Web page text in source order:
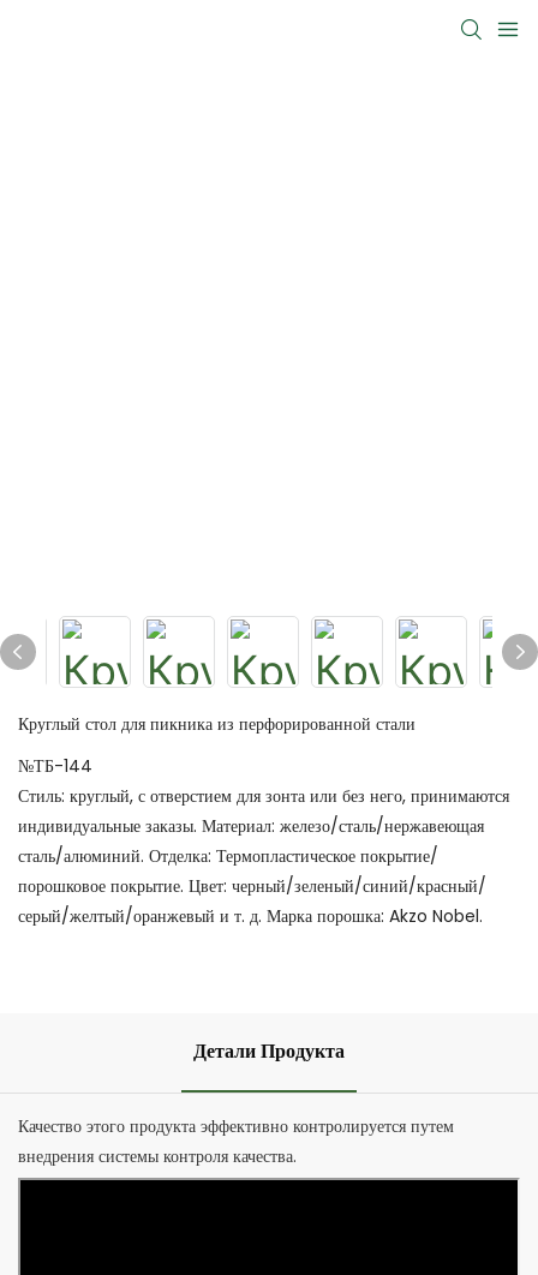
Круглый стол для пикника из перфорированной стали
№ТБ-144
Стиль: круглый, с отверстием для зонта или без него, принимаются
индивидуальные заказы. Материал: железо/сталь/нержавеющая
сталь/алюминий. Отделка: Термопластическое покрытие/
порошковое покрытие. Цвет: черный/зеленый/синий/красный/
серый/желтый/оранжевый и т. д. Марка порошка: Akzo Nobel.
Детали Продукта
Качество этого продукта эффективно контролируется путем
внедрения системы контроля качества.